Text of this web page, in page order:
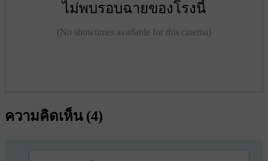
ไม่พบรอบฉายของโรงนี้
(No showtimes available for this cinema)
ความคิดเห็น (4)